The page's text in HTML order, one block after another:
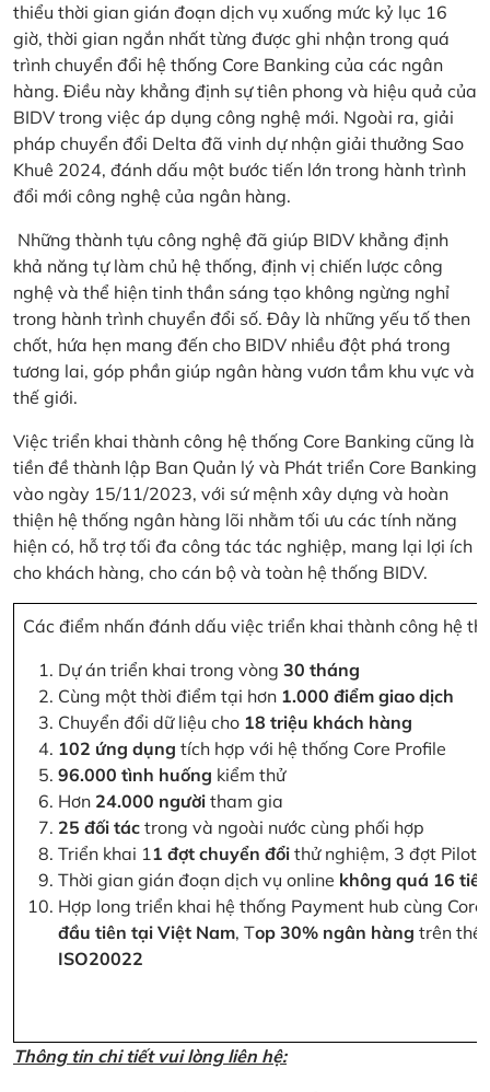
thiểu thời gian gián đoạn dịch vụ xuống mức kỷ lục 16
giờ, thời gian ngắn nhất từng được ghi nhận trong quá
trình chuyển đổi hệ thống Core Banking của các ngân
hàng. Điều này khẳng định sự tiên phong và hiệu quả của
BIDV trong việc áp dụng công nghệ mới. Ngoài ra, giải
pháp chuyển đổi Delta đã vinh dự nhận giải thưởng Sao
Khuê 2024, đánh dấu một bước tiến lớn trong hành trình
đổi mới công nghệ của ngân hàng.
Những thành tựu công nghệ đã giúp BIDV khẳng định
khả năng tự làm chủ hệ thống, định vị chiến lược công
nghệ và thể hiện tinh thần sáng tạo không ngừng nghỉ
trong hành trình chuyển đổi số. Đây là những yếu tố then
chốt, hứa hẹn mang đến cho BIDV nhiều đột phá trong
tương lai, góp phần giúp ngân hàng vươn tầm khu vực và
thế giới.
Việc triển khai thành công hệ thống Core Banking cũng là
tiền đề thành lập Ban Quản lý và Phát triển Core Banking
vào ngày 15/11/2023, với sứ mệnh xây dựng và hoàn
thiện hệ thống ngân hàng lõi nhằm tối ưu các tính năng
hiện có, hỗ trợ tối đa công tác tác nghiệp, mang lại lợi ích
cho khách hàng, cho cán bộ và toàn hệ thống BIDV.
Các điểm nhấn đánh dấu việc triển khai thành công hệ
Dự án triển khai trong vòng 30 tháng
Cùng một thời điểm tại hơn 1.000 điểm giao dịch
Chuyển đổi dữ liệu cho 18 triệu khách hàng
102 ứng dụng tích hợp với hệ thống Core Profile
96.000 tình huống kiểm thử
Hơn 24.000 người tham gia
25 đối tác trong và ngoài nước cùng phối hợp
Triển khai 11 đợt chuyển đổi thử nghiệm, 3 đợt Pilot
Thời gian gián đoạn dịch vụ online không quá 16
Hợp long triển khai hệ thống Payment hub cùng
đầu tiên tại Việt Nam, Top 30% ngân hàng trên thế
ISO20022
Thông tin chi tiết vui lòng liên hệ: